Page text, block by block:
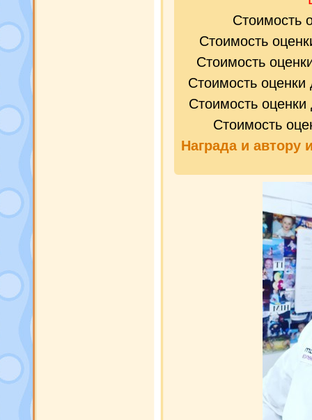
Стоимость
Стоимость
Стоимость
Стоимость
Стоимость
Стоимость
Награда и автору